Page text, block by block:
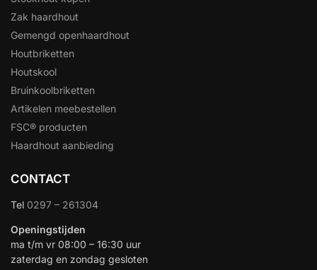
Zak haardhout
Gemengd openhaardhout
Houtbriketten
Houtskool
Bruinkoolbriketten
Artikelen meebestellen
FSC® producten
Haardhout aanbieding
CONTACT
Tel 0297 – 261304
Openingstijden
ma t/m vr 08:00 – 16:30 uur
zaterdag en zondag gesloten